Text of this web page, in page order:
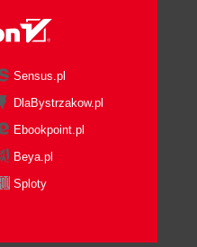
Sensus.pl
DlaBystrzakow.pl
Ebookpoint.pl
Beya.pl
Sploty